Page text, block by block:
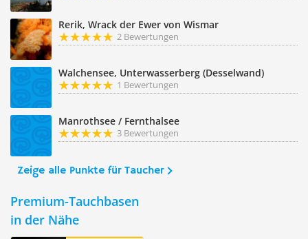
Rerik, Wrack der Ewer von Wismar
2 Bewertungen
Walchensee, Unterwasserberg (Desselwand)
1 Bewertungen
Manrothsee / Fernthalsee
3 Bewertungen
Zeige alle Punkte für Taucher
Premium-Tauchbasen
in der Nähe